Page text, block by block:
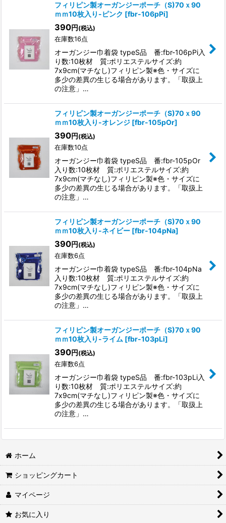
フィリピン製オーガンジーポーチ（S)70ｘ90
ｍｍ10枚入り-ピンク [fbr-106pPi]
390円 (税込)
在庫数16点
オーガンジー巾着袋 typeS品 番:fbr-106pPi入
り数:10枚材 質:ポリエステルサイズ:約
7x9cm(マチなし)フィリピン製※色・サイズに
多少の差異の生じる場合があります。「取扱上
の注意」…
フィリピン製オーガンジーポーチ（S)70ｘ90
ｍｍ10枚入り-オレンジ [fbr-105pOr]
390円 (税込)
在庫数10点
オーガンジー巾着袋 typeS品 番:fbr-105pOr
入り数:10枚材 質:ポリエステルサイズ:約
7x9cm(マチなし)フィリピン製※色・サイズに
多少の差異の生じる場合があります。「取扱上
の注意」…
フィリピン製オーガンジーポーチ（S)70ｘ90
ｍｍ10枚入り-ネイビー [fbr-104pNa]
390円 (税込)
在庫数6点
オーガンジー巾着袋 typeS品 番:fbr-104pNa
入り数:10枚材 質:ポリエステルサイズ:約
7x9cm(マチなし)フィリピン製※色・サイズに
多少の差異の生じる場合があります。「取扱上
の注意」…
フィリピン製オーガンジーポーチ（S)70ｘ90
ｍｍ10枚入り-ライム [fbr-103pLi]
390円 (税込)
在庫数6点
オーガンジー巾着袋 typeS品 番:fbr-103pLi入
り数:10枚材 質:ポリエステルサイズ:約
7x9cm(マチなし)フィリピン製※色・サイズに
多少の差異の生じる場合があります。「取扱上
の注意」…
ホーム
ショッピングカート
マイページ
お気に入り